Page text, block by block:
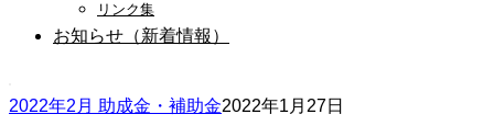
リンク集
お知らせ（新着情報）
2022年2月 助成金・補助金2022年1月27日